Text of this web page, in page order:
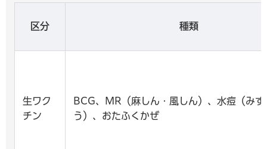
区分 種類
生ワク
チン
BCG、MR（麻しん・風しん）、水痘（みず
う）、おたふくかぜ